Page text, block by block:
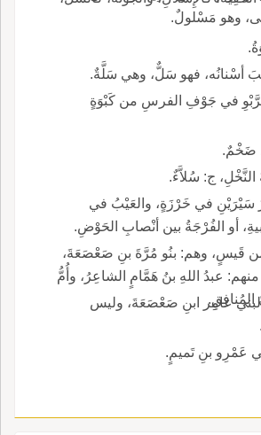
وهو مَسْلولٌ.
أسْنانُه، فهو سَلٌّ، وهي سَلَّةٌ.
في جَوْفِ الفرسِ من كَبْوَةٍ
ضَخْمٌ.
ج: سُلاَّءٌ.
سَيْرَيْنِ في خَرْزَةٍ، والعَيْبُ في
أو الفُرْجَةُ بين أنْصابِ الحَوْضِ.
قَيسٍ، وهم: بنُو مُرَّةَ بنِ صَعْصَعَةَ،
عبدُ اللهِ بنُ هَمَّامٍ الشاعِرُ، وأُمُّ
المُنافِقِ.عامِر ابنِ صَعْصَعَةَ، وليس
عَمْرِو بنِ تَميمٍ.